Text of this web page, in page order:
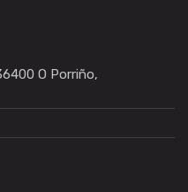
O Porriño,